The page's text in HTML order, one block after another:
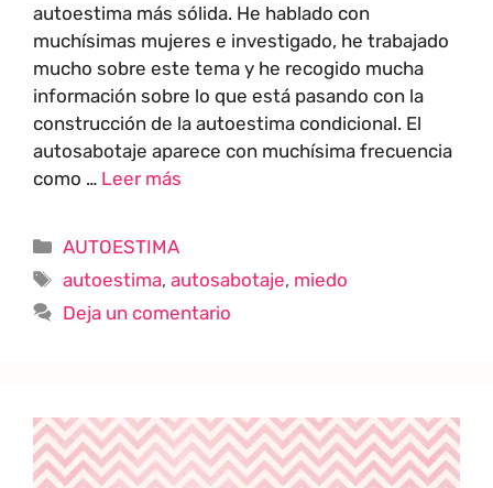
autoestima más sólida. He hablado con
muchísimas mujeres e investigado, he trabajado
mucho sobre este tema y he recogido mucha
información sobre lo que está pasando con la
construcción de la autoestima condicional. El
autosabotaje aparece con muchísima frecuencia
como … Leer más
AUTOESTIMA
autoestima,autosabotaje, miedo
Deja un comentario